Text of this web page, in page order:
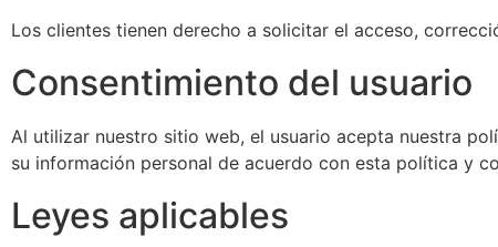
Los clientes tienen derecho a solicitar el acceso,
Consentimiento del usuario
Al utilizar nuestro sitio web, el usuario acepta nuestra
su información personal de acuerdo con esta política y
Leyes aplicables